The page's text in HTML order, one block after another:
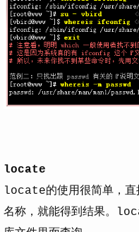
locate
locate的使用很简单，直
名称，就能得到结果。